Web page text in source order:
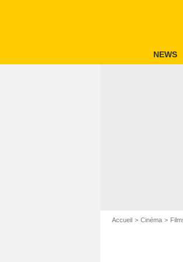
NEWS
Accueil Cinéma